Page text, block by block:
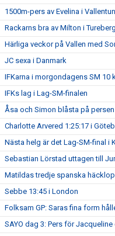
1500m-pers av Evelina i
Rackarns bra av Milton i
Härliga veckor på Vallen med
JC sexa i Danmark
IFKarna i morgondagens SM 10
IFKs lag i Lag-SM-finalen
Åsa och Simon blåsta på persen
Charlotte Arvered 1:25:17 i
Nästa helg är det Lag-SM-final i
Sebastian Lörstad uttagen till
Matildas tredje spanska
Sebbe 13:45 i London
Folksam GP: Saras fina form
SAYO dag 3: Pers för